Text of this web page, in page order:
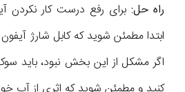
راه حل: برای رفع درست کار نکردن
ابتدا مطمئن شوید که کابل شارژ
اگر مشکل از این بخش نبود، باید